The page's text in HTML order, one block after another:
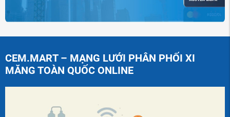
CEM.MART – MẠNG LƯỚI PHÂN PHỐI XI
MĂNG TOÀN QUỐC ONLINE